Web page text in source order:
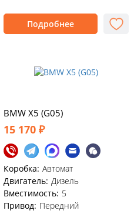
Подробнее
BMW X5 (G05)
15 170 ₽
Коробка: Автомат
Двигатель: Дизель
Вместимость: 5
Привод: Передний